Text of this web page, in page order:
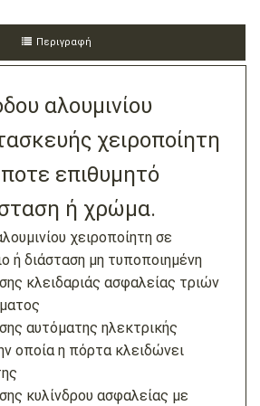
Περιγραφή
αλουμινίου
χειροποίητη
επιθυμητό
ή χρώμα.
χειροποίητη σε
ή διάσταση μη τυποποιημένη
κλειδαριάς ασφαλείας τριών
αυτόματης ηλεκτρικής
οποία η πόρτα κλειδώνει
κυλίνδρου ασφαλείας με